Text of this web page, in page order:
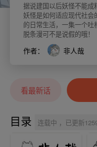
据说建国以后妖怪不能
妖怪是如何适应现代社
的日常生活，一集一个
脱条漫可不是说假的哦！
作者： 非人哉
看最新话
目录 连载中 ，已更新